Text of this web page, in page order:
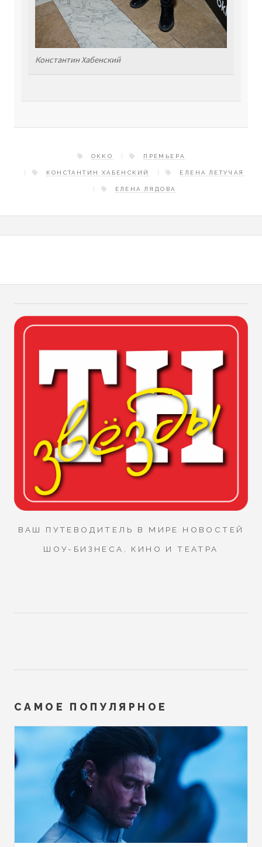
Константин Хабенский
OKKO ПРЕМЬЕРА
КОНСТАНТИН ХАБЕНСКИЙ ЕЛЕНА ЛЕТУЧАЯ
ЕЛЕНА ЛЯДОВА
ВАШ ПУТЕВОДИТЕЛЬ В МИРЕ НОВОСТЕЙ
ШОУ-БИЗНЕСА, КИНО И ТЕАТРА
САМОЕ ПОПУЛЯРНОЕ